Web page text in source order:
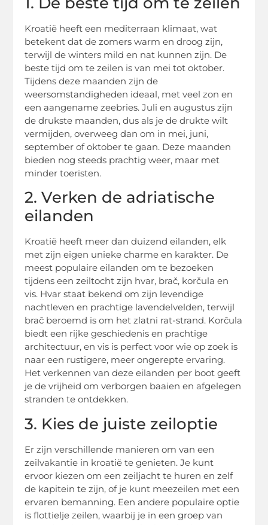
Kroatië heeft een mediterraan klimaat, wat
betekent dat de zomers warm en droog zijn,
terwijl de winters mild en nat kunnen zijn. De
beste tijd om te zeilen is van mei tot oktober.
Tijdens deze maanden zijn de
weersomstandigheden ideaal, met veel zon en
een aangename zeebries. Juli en augustus zijn
de drukste maanden, dus als je de drukte wilt
vermijden, overweeg dan om in mei, juni,
september of oktober te gaan. Deze maanden
bieden nog steeds prachtig weer, maar met
minder toeristen.
2. Verken de adriatische
eilanden
Kroatië heeft meer dan duizend eilanden, elk
met zijn eigen unieke charme en karakter. De
meest populaire eilanden om te bezoeken
tijdens een zeiltocht zijn hvar, brač, korčula en
vis. Hvar staat bekend om zijn levendige
nachtleven en prachtige lavendelvelden, terwijl
brač beroemd is om het zlatni rat-strand. Korčula
biedt een rijke geschiedenis en prachtige
architectuur, en vis is perfect voor wie op zoek is
naar een rustigere, meer ongerepte ervaring.
Het verkennen van deze eilanden per boot geeft
je de vrijheid om verborgen baaien en afgelegen
stranden te ontdekken.
3. Kies de juiste zeiloptie
Er zijn verschillende manieren om van een
zeilvakantie in kroatië te genieten. Je kunt
ervoor kiezen om een zeiljacht te huren en zelf
de kapitein te zijn, of je kunt meezeilen met een
ervaren bemanning. Een andere populaire optie
is flottielje zeilen, waarbij je in een groep van